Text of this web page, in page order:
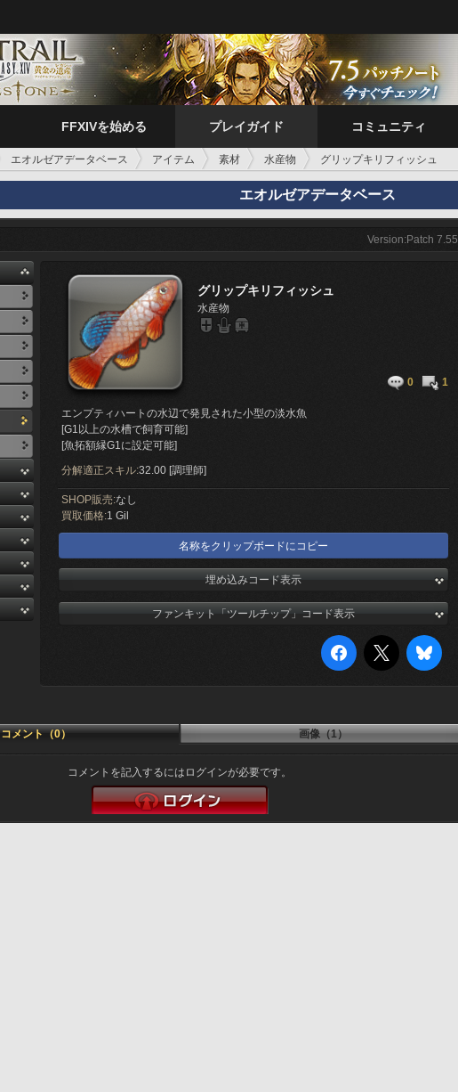
FFXIVを始める プレイガイド コミュニティ
エオルゼアデータベース アイテム 素材 水産物 グリップキリフィッシュ
エオルゼアデータベース
Version:Patch 7.55
グリップキリフィッシュ
水産物
0 1
エンプティハートの水辺で発見された小型の淡水魚
[G1以上の水槽で飼育可能]
[魚拓額縁G1に設定可能]
分解適正スキル:32.00 [調理師]
SHOP販売:なし
買取価格:1 Gil
名称をクリップボードにコピー
埋め込みコード表示
ファンキット「ツールチップ」コード表示
コメント（0） 画像（1）
コメントを記入するにはログインが必要です。